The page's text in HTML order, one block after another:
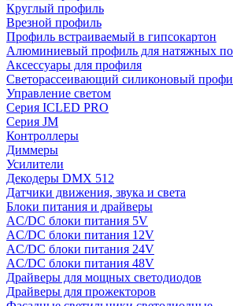
Круглый профиль
Врезной профиль
Профиль встраиваемый в гипсокартон
Алюминиевый профиль для натяжных
Аксессуары для профиля
Светорассеивающий силиконовый
Управление светом
Серия ICLED PRO
Серия JM
Контроллеры
Диммеры
Усилители
Декодеры DMX 512
Датчики движения, звука и света
Блоки питания и драйверы
AC/DC блоки питания 5V
AC/DC блоки питания 12V
AC/DC блоки питания 24V
AC/DC блоки питания 48V
Драйверы для мощных светодиодов
Драйверы для прожекторов